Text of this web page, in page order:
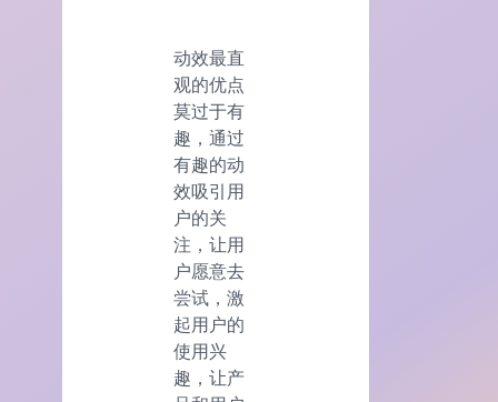
动效最直
观的优点
莫过于有
趣，通过
有趣的动
效吸引用
户的关
注，让用
户愿意去
尝试，激
起用户的
使用兴
趣，让产